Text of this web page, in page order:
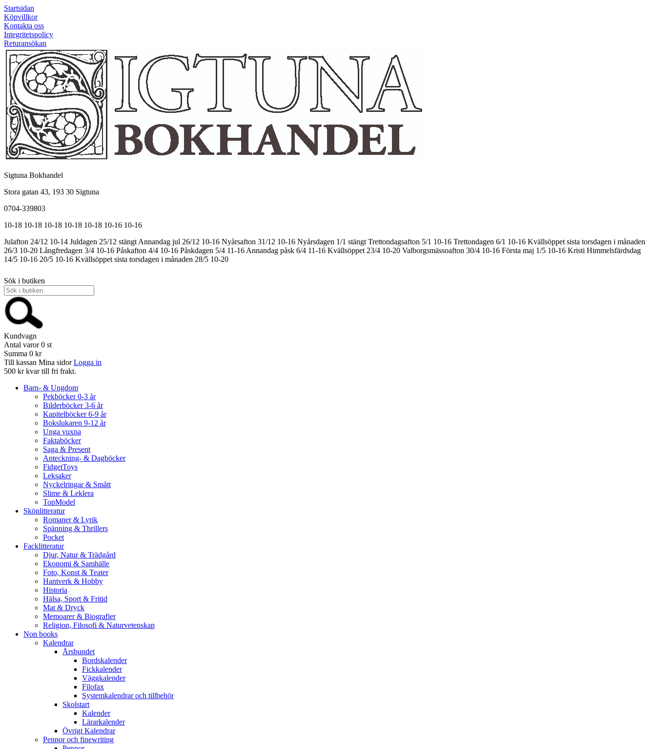
Startsidan
Köpvillkor
Kontakta oss
Integritetspolicy
Returansökan
Sigtuna Bokhandel
Stora gatan 43, 193 30 Sigtuna
0704-339803
10-18 10-18 10-18 10-18 10-18 10-16 10-16
Julafton 24/12 10-14 Juldagen 25/12 stängt Annandag jul 26/12 10-16 Nyårsafton 31/12 10-16 Nyårsdagen 1/1 stängt Trettondagsafton 5/1 10-16 Trettondagen 6/1 10-16 Kvällsöppet sista torsdagen i månaden
26/3 10-20 Långfredagen 3/4 10-16 Påskafton 4/4 10-16 Påskdagen 5/4 11-16 Annandag påsk 6/4 11-16 Kvällsöppet 23/4 10-20 Valborgsmässoafton 30/4 10-16 Första maj 1/5 10-16 Kristi Himmelsfärdsdag
14/5 10-16 20/5 10-16 Kvällsöppet sista torsdagen i månaden 28/5 10-20
Sök i butiken
Kundvagn
Antal varor 0 st
Summa 0 kr
Till kassan Mina sidor Logga in
500 kr kvar till fri frakt.
Barn- & Ungdom
Pekböcker 0-3 år
Bilderböcker 3-6 år
Kapitelböcker 6-9 år
Bokslukaren 9-12 år
Unga vuxna
Faktaböcker
Saga & Present
Anteckning- & Dagböcker
FidgetToys
Leksaker
Nyckelringar & Smått
Slime & Leklera
TopModel
Skönlitteratur
Romaner & Lyrik
Spänning & Thrillers
Pocket
Facklitteratur
Djur, Natur & Trädgård
Ekonomi & Samhälle
Foto, Konst & Teater
Hantverk & Hobby
Historia
Hälsa, Sport & Fritid
Mat & Dryck
Memoarer & Biografier
Religion, Filosofi & Naturvetenskap
Non books
Kalendrar
Årsbundet
Bordskalender
Fickkalender
Väggkalender
Filofax
Systemkalendrar och tillbehör
Skolstart
Kalender
Lärarkalender
Övrigt Kalendrar
Pennor och finewriting